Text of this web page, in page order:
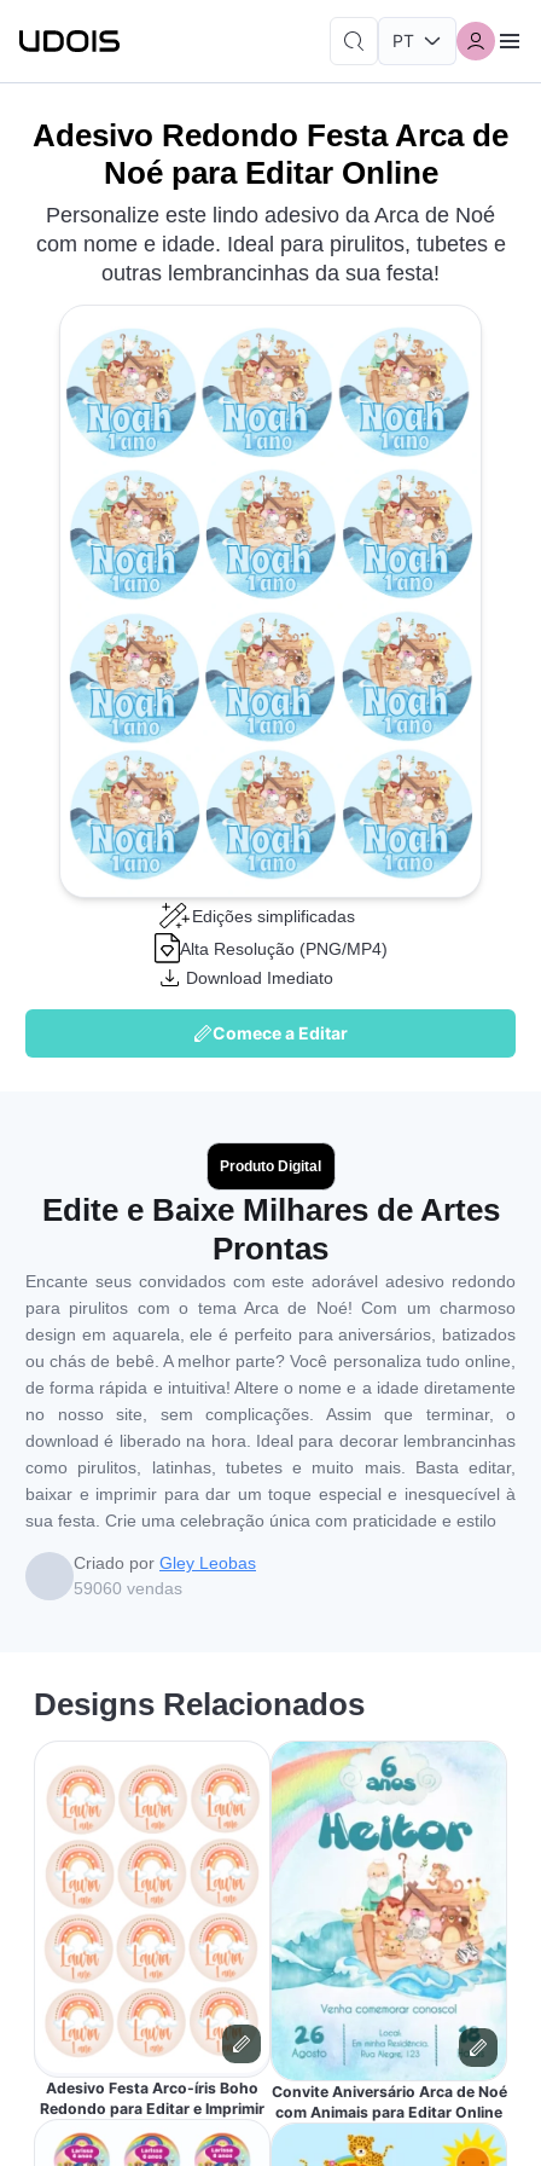
Adesivo Redondo Festa Arca de
Noé para Editar Online
Personalize este lindo adesivo da Arca de Noé
com nome e idade. Ideal para pirulitos, tubetes e
outras lembrancinhas da sua festa!
Edições simplificadas
Alta Resolução (PNG/MP4)
Download Imediato
Comece a Editar
Produto Digital
Edite e Baixe Milhares de Artes
Prontas
Encante seus convidados com este adorável adesivo redondo
para pirulitos com o tema Arca de Noé! Com um charmoso
design em aquarela, ele é perfeito para aniversários, batizados
ou chás de bebê. A melhor parte? Você personaliza tudo online,
de forma rápida e intuitiva! Altere o nome e a idade diretamente
no nosso site, sem complicações. Assim que terminar, o
download é liberado na hora. Ideal para decorar lembrancinhas
como pirulitos, latinhas, tubetes e muito mais. Basta editar,
baixar e imprimir para dar um toque especial e inesquecível à
sua festa. Crie uma celebração única com praticidade e estilo
Criado por Gley Leobas
59060 vendas
Designs Relacionados
Adesivo Festa Arco-íris Boho
Redondo para Editar e Imprimir
Convite Aniversário Arca de Noé
com Animais para Editar Online